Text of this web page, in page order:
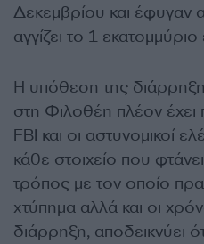
Δεκεμβρίου και έφυγαν
αγγίζει το 1
Η υπόθεση της
στη Φιλοθέη πλέον έχει
FBI και οι αστυνομικοί
κάθε στοιχείο που
τρόπος με τον οποίο
χτύπημα αλλά και οι
διάρρηξη, αποδεικνύει